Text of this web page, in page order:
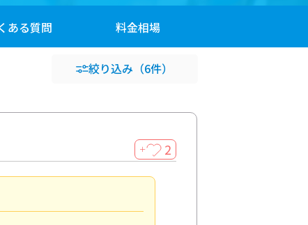
ある質問 料金相場
絞り込み （6件）
＋ 2